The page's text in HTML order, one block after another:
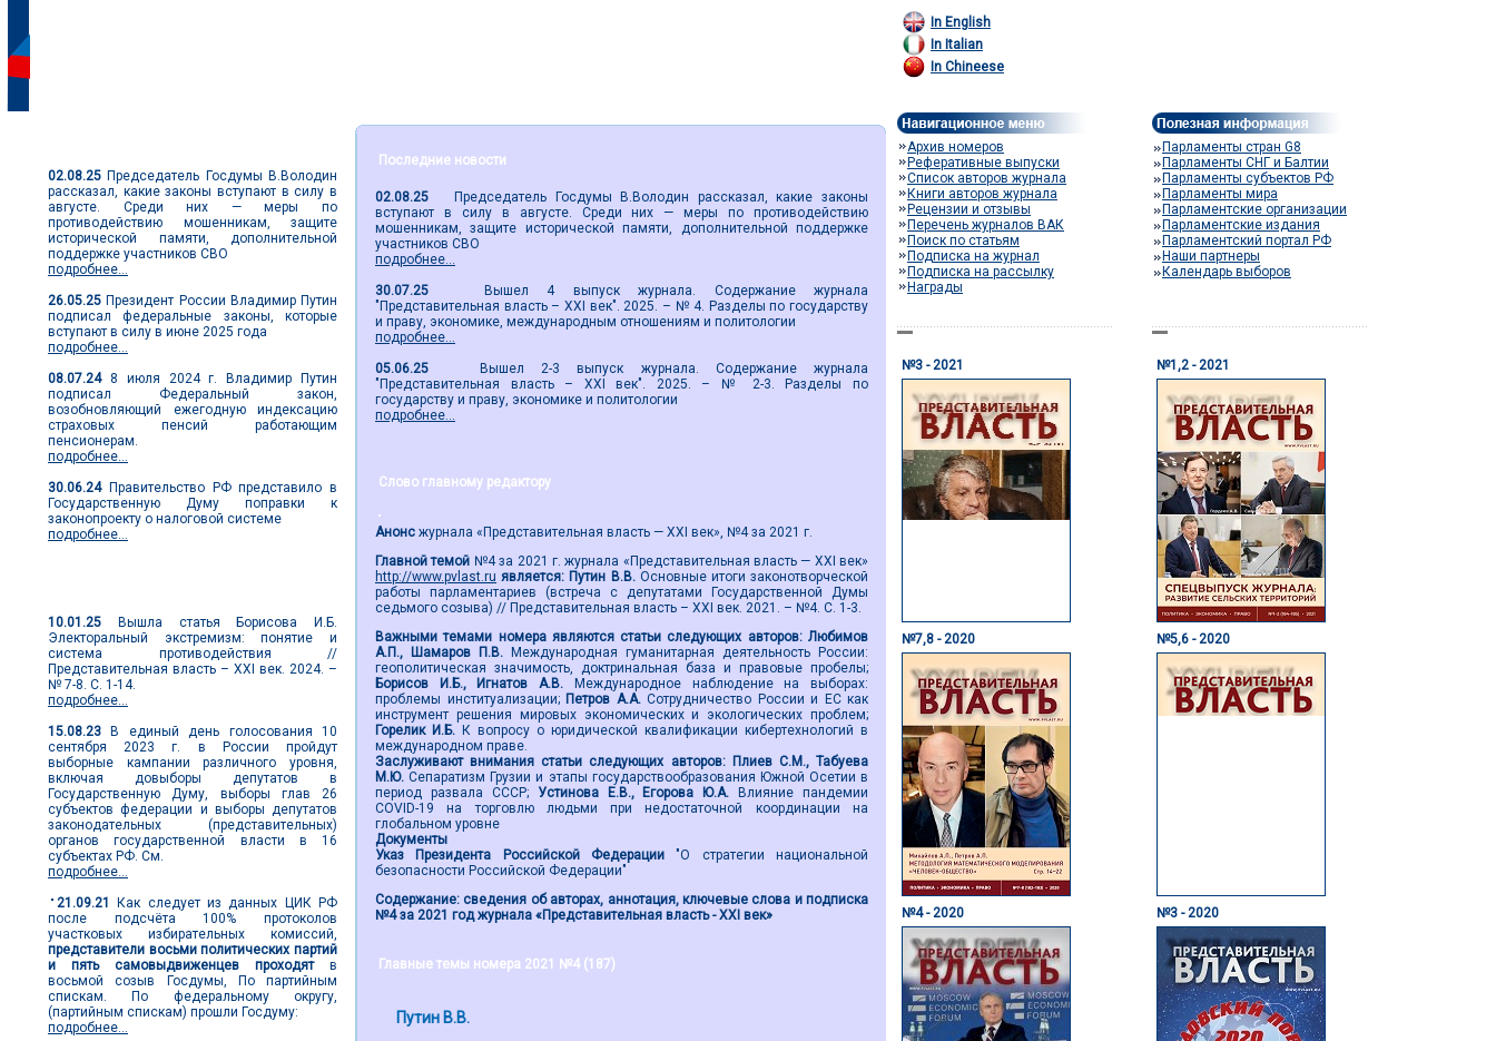
02.08.25 Председатель Госдумы В.Володин
рассказал, какие законы вступают в силу в
августе. Среди них — меры по
противодействию мошенникам, защите
исторической памяти, дополнительной
поддержке участников СВО
подробнее...
26.05.25 Президент России Владимир Путин
подписал федеральные законы, которые
вступают в силу в июне 2025 года
подробнее...
08.07.248 июля 2024 г. Владимир Путин
подписал Федеральный закон,
возобновляющий ежегодную индексацию
страховых пенсий работающим
пенсионерам.
подробнее...
30.06.24Правительство РФ представило в
Государственную Думу поправки к
законопроекту о налоговой системе
подробнее...
10.01.25 Вышла статья Борисова И.Б.
Электоральный экстремизм: понятие и
система противодействия //
Представительная власть – XXI век. 2024. –
№ 7-8. С. 1-14.
подробнее...
15.08.23 В единый день голосования 10
сентября 2023 г. в России пройдут
выборные кампании различного уровня,
включая довыборы депутатов в
Государственную Думу, выборы глав 26
субъектов федерации и выборы депутатов
законодательных (представительных)
органов государственной власти в 16
субъектах РФ. См.
подробнее...
21.09.21
Как следует из данных ЦИК РФ
после подсчёта 100% протоколов
участковых избирательных комиссий,
представители восьми политических партий
и пять самовыдвиженцев проходятв
восьмой созыв Госдумы, По партийным
спискам. По федеральному округу,
(партийным спискам) прошли Госдуму:
подробнее...
Последние новости
02.08.25 Председатель Госдумы В.Володин рассказал, какие законы
вступают в силу в августе. Среди них — меры по противодействию
мошенникам, защите исторической памяти, дополнительной поддержке
участников СВО
подробнее...
30.07.25 Вышел 4 выпуск журнала. Содержание журнала
"Представительная власть – XXI век". 2025. – № 4. Разделы по государству
и праву, экономике, международным отношениям и политологии
подробнее...
05.06.25 Вышел 2-3 выпуск журнала. Содержание журнала
"Представительная власть – XXI век". 2025. – № 2-3. Разделы по
государству и праву, экономике и политологии
подробнее...
Слово главному редактору
Анонс журнала «Представительная власть — XXI век», №4 за 2021 г.
Главной темой №4 за 2021 г. журнала «Представительная власть — XXI век»
http://www.pvlast.ru является: Путин В.В.Основные итоги законотворческой
работы парламентариев (встреча с депутатами Государственной Думы
седьмого созыва) // Представительная власть – ХХI век. 2021. – №4. С. 1-3.
Важными темами номера являются статьи следующих авторов:Любимов
А.П., Шамаров П.В.
Международная гуманитарная деятельность России:
геополитическая значимость, доктринальная база и правовые пробелы;
Борисов И.Б., Игнатов А.В.
Международное наблюдение на выборах:
проблемы институализации; Петров А.А.Сотрудничество России и ЕС как
инструмент решения мировых экономических и экологических проблем;
Горелик И.Б. К вопросу о юридической квалификации кибертехнологий в
международном праве.
Заслуживают внимания статьи следующих авторов:Плиев С.М., Табуева
М.Ю.Сепаратизм Грузии и этапы государствообразования Южной Осетии в
период развала СССР; Устинова Е.В., Егорова Ю.А.
Влияние пандемии
COVID-19 на торговлю людьми при недостаточной координации на
глобальном уровне
Документы
Указ Президента Российской Федерации "О стратегии национальной
безопасности Российской Федерации"
Содержание: сведения об авторах, аннотация, ключевые слова и подписка
№4 за 2021 год журнала «Представительная власть - ХХI век»
Главные темы номера 2021 №4 (187)
Путин В.В.
In English
In Italian
In Chineese
Архив номеров
Реферативные выпуски
Список авторов журнала
Книги авторов журнала
Рецензии и отзывы
Перечень журналов ВАК
Поиск по статьям
Подписка на журнал
Подписка на рассылку
Награды
Парламенты стран G8
Парламенты СНГ и Балтии
Парламенты субъектов РФ
Парламенты мира
Парламентские организации
Парламентские издания
Парламентский портал РФ
Наши партнеры
Календарь выборов
№3 - 2021 №1,2 - 2021
№7,8 - 2020 №5,6 - 2020
№4 - 2020 №3 - 2020